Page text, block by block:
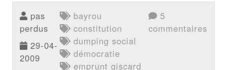
pas
perdus
29-04-
2009
bayrou
constitution
dumping social
démocratie
emprunt giscard
5
commentaires